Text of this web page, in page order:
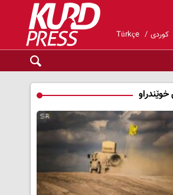
کوردی Türkçe
خوێندراو